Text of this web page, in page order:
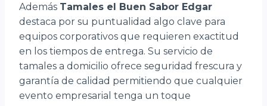
Además Tamales el Buen Sabor Edgar
destaca por su puntualidad algo clave para
equipos corporativos que requieren exactitud
en los tiempos de entrega. Su servicio de
tamales a domicilio ofrece seguridad frescura y
garantía de calidad permitiendo que cualquier
evento empresarial tenga un toque